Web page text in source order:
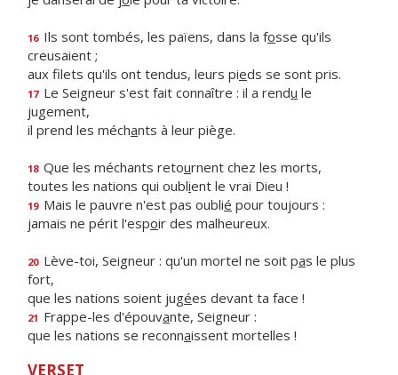
16 Ils sont tombés, les païens, dans la fosse qu'ils
creusaient ;
aux filets qu'ils ont tendus, leurs pieds se sont pris.
17 Le Seigneur s'est fait connaître : il a rendu le
jugement,
il prend les méchants à leur piège.
18 Que les méchants retournent chez les morts,
toutes les nations qui oublient le vrai Dieu !
19 Mais le pauvre n'est pas oublié pour toujours :
jamais ne périt l'espoir des malheureux.
20 Lève-toi, Seigneur : qu'un mortel ne soit pas le plus
fort,
que les nations soient jugées devant ta face !
21 Frappe-les d'épouvante, Seigneur :
que les nations se reconnaissent mortelles !
VERSET